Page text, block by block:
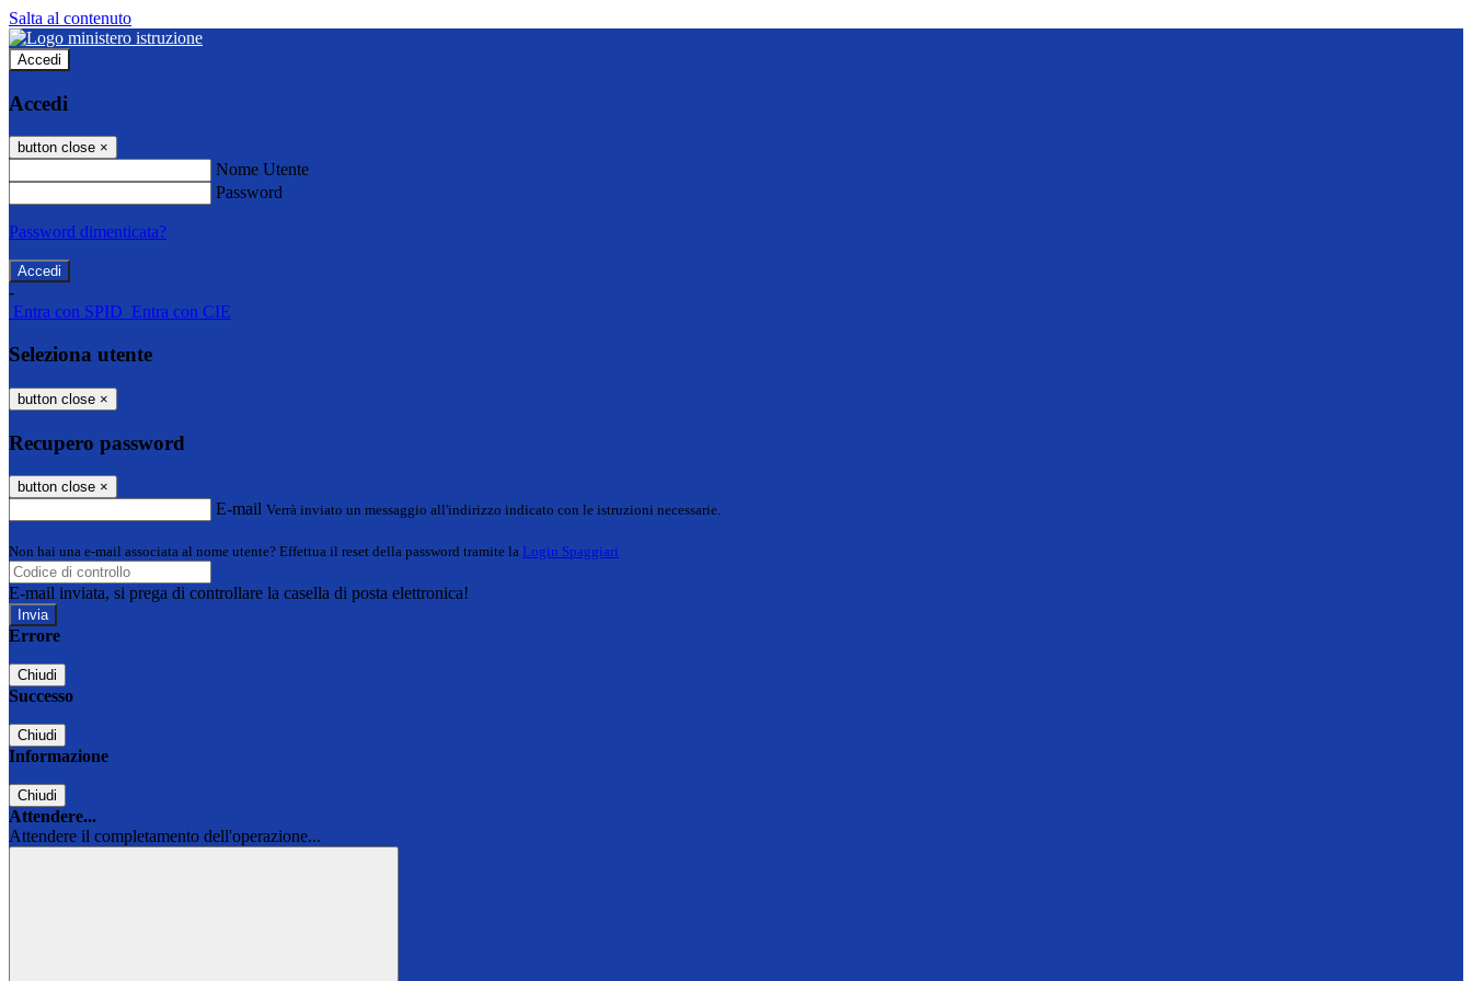
Salta al contenuto
Accedi
Accedi
button close ×
Nome Utente
Password
Password dimenticata?
-
Entra con SPID Entra con CIE
Seleziona utente
button close ×
Recupero password
button close ×
E-mail Verrà inviato un messaggio all'indirizzo indicato con le istruzioni necessarie.
Non hai una e-mail associata al nome utente? Effettua il reset della password tramite la Login Spaggiari
E-mail inviata, si prega di controllare la casella di posta elettronica!
Errore
Chiudi
Successo
Chiudi
Informazione
Chiudi
Attendere...
Attendere il completamento dell'operazione...